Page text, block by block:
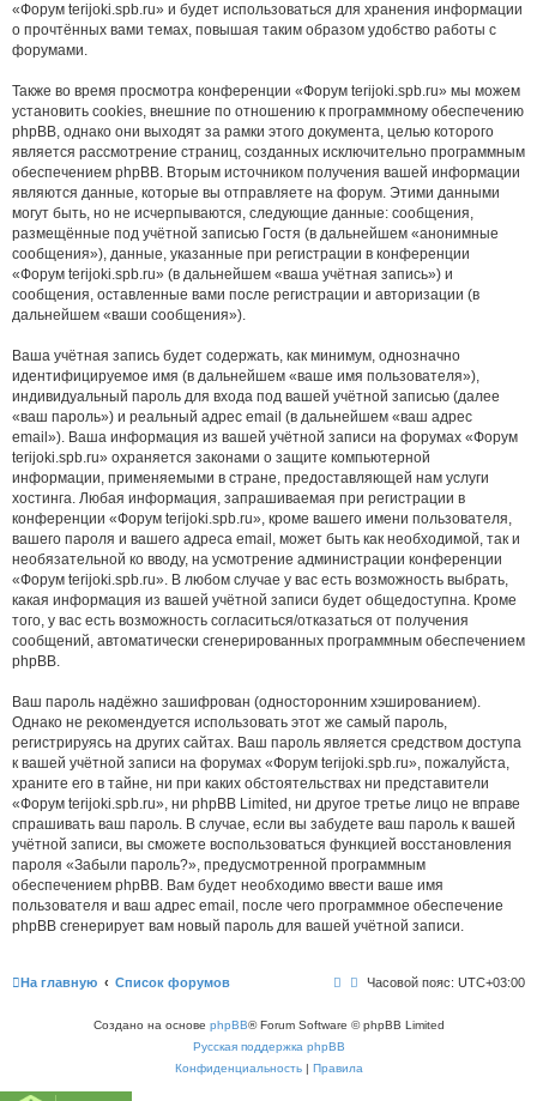
«Форум terijoki.spb.ru» и будет использоваться для хранения информации
о прочтённых вами темах, повышая таким образом удобство работы с
форумами.
Также во время просмотра конференции «Форум terijoki.spb.ru» мы можем
установить cookies, внешние по отношению к программному обеспечению
phpBB, однако они выходят за рамки этого документа, целью которого
является рассмотрение страниц, созданных исключительно программным
обеспечением phpBB. Вторым источником получения вашей информации
являются данные, которые вы отправляете на форум. Этими данными
могут быть, но не исчерпываются, следующие данные: сообщения,
размещённые под учётной записью Гостя (в дальнейшем «анонимные
сообщения»), данные, указанные при регистрации в конференции
«Форум terijoki.spb.ru» (в дальнейшем «ваша учётная запись») и
сообщения, оставленные вами после регистрации и авторизации (в
дальнейшем «ваши сообщения»).
Ваша учётная запись будет содержать, как минимум, однозначно
идентифицируемое имя (в дальнейшем «ваше имя пользователя»),
индивидуальный пароль для входа под вашей учётной записью (далее
«ваш пароль») и реальный адрес email (в дальнейшем «ваш адрес
email»). Ваша информация из вашей учётной записи на форумах «Форум
terijoki.spb.ru» охраняется законами о защите компьютерной
информации, применяемыми в стране, предоставляющей нам услуги
хостинга. Любая информация, запрашиваемая при регистрации в
конференции «Форум terijoki.spb.ru», кроме вашего имени пользователя,
вашего пароля и вашего адреса email, может быть как необходимой, так и
необязательной ко вводу, на усмотрение администрации конференции
«Форум terijoki.spb.ru». В любом случае у вас есть возможность выбрать,
какая информация из вашей учётной записи будет общедоступна. Кроме
того, у вас есть возможность согласиться/отказаться от получения
сообщений, автоматически сгенерированных программным обеспечением
phpBB.
Ваш пароль надёжно зашифрован (односторонним хэшированием).
Однако не рекомендуется использовать этот же самый пароль,
регистрируясь на других сайтах. Ваш пароль является средством доступа
к вашей учётной записи на форумах «Форум terijoki.spb.ru», пожалуйста,
храните его в тайне, ни при каких обстоятельствах ни представители
«Форум terijoki.spb.ru», ни phpBB Limited, ни другое третье лицо не вправе
спрашивать ваш пароль. В случае, если вы забудете ваш пароль к вашей
учётной записи, вы сможете воспользоваться функцией восстановления
пароля «Забыли пароль?», предусмотренной программным
обеспечением phpBB. Вам будет необходимо ввести ваше имя
пользователя и ваш адрес email, после чего программное обеспечение
phpBB сгенерирует вам новый пароль для вашей учётной записи.
На главную Список форумов Часовой пояс: UTC+03:00
Создано на основе phpBB® Forum Software © phpBB Limited
Русская поддержка phpBB
Конфиденциальность| Правила